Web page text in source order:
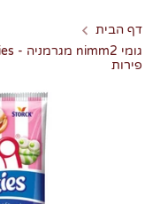
דף הבית
פירות